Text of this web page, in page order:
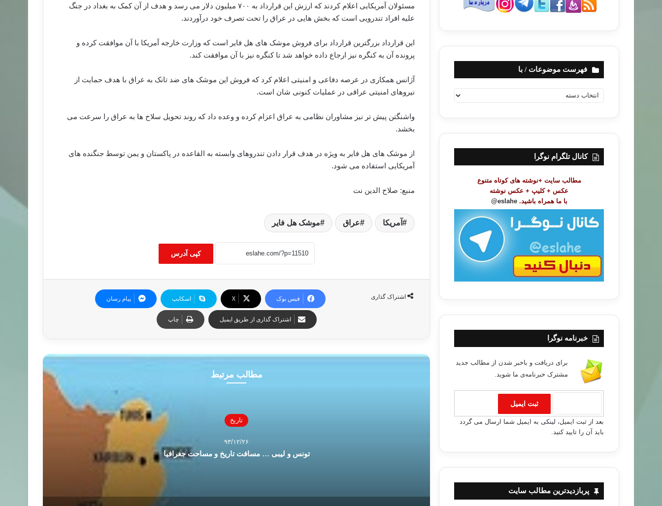
مسئولان آمریکایی اعلام کردند که ارزش این قرارداد به ۷۰۰ میلیون دلار می رسد و هدف از آن کمک به بغداد در جنگ
علیه افراد تندرویی است که بخش هایی در عراق را تحت تصرف خود درآوردند.
این قرارداد بزرگترین قرارداد برای فروش موشک های هل فایر است که وزارت خارجه آمریکا با آن موافقت کرده و
پرونده آن به کنگره نیز ارجاع داده خواهد شد تا کنگره نیز با آن موافقت کند.
آژانس همکاری در عرصه دفاعی و امنیتی اعلام کرد که فروش این موشک های ضد تانک به عراق با هدف حمایت از
نیروهای امنیتی عراقی در عملیات کنونی شان است.
واشنگتن پیش تر نیز مشاوران نظامی به عراق اعزام کرده و وعده داد که روند تحویل سلاح ها به عراق را سرعت می
بخشد.
از موشک های هل فایر به ویژه در هدف قرار دادن تندروهای وابسته به القاعده در پاکستان و یمن توسط جنگنده های
آمریکایی استفاده می شود.
منبع: صلاح الدین نت
آمریکا عراق موشک هل فایر
کپی آدرس
اشتراک گذاری فیس بوک X اسکایپ پیام رسان
اشتراک گذاری از طریق ایمیل چاپ
مطالب مرتبط
و محمود عباس را همزمان آتش زدند
تاریخ
۹۳/۱۲/۲۶
تونس و لیبی … مسافت تاریخ و مساحت جغرافیا
فهرست موضوعات / با
ه
ت
ض
کانال تلگرام نوگرا
مطالب سایت +نوشته های کوتاه متنوع
عکس + کلیپ + عکس نوشته
با ما همراه باشید. eslahe@
خبرنامه نوگرا
برای دریافت و باخبر شدن از مطالب جدید
مشترک خبرنامه‌ی ما شوید.
بعد از ثبت ایمیل، لینکی به ایمیل شما ارسال می گردد
باید آن را تایید کنید.
پربازدیدترین مطالب سایت